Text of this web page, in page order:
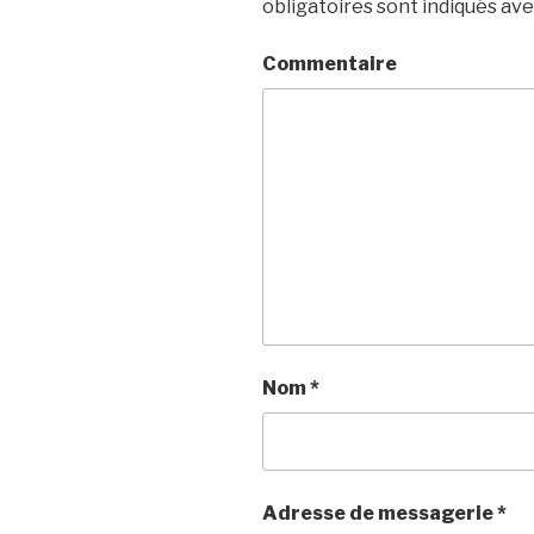
obligatoires sont indiqués
Commentaire
Nom*
Adresse de messagerie*